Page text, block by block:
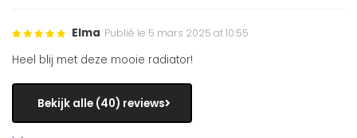
Elma Publié le 5 mars 2025 at 10:55
Heel blij met deze mooie radiator!
Bekijk alle (40) reviews